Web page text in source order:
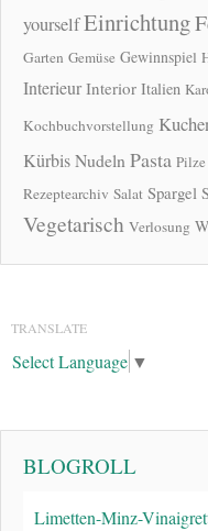
yourselfEinrichtung
Garten Gemüse Gewinnspiel
Interieur Interior Italien
Kochbuchvorstellung
KürbisNudeln Pasta Pilze
Rezeptearchiv Salat Spargel
Vegetarisch Verlosung
TRANSLATE
Select Language ▼
BLOGROLL
Limetten-Minz-